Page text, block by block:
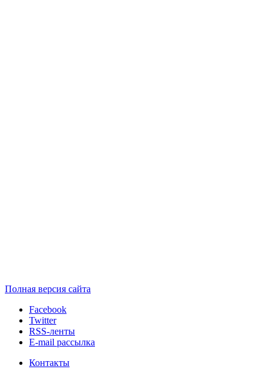
Полная версия сайта
Facebook
Twitter
RSS-ленты
E-mail рассылка
Контакты